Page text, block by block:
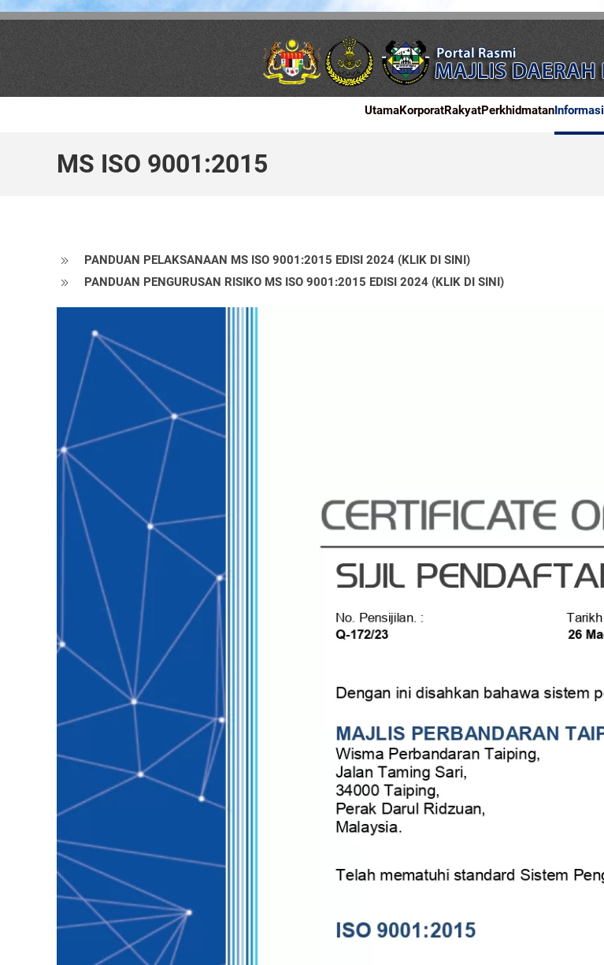
UtamaKorporatRakyatPerkhidmatanInformasi
MS ISO 9001:2015
PANDUAN PELAKSANAAN MS ISO 9001:2015 EDISI 2024 (KLIK DI SINI)
PANDUAN PENGURUSAN RISIKO MS ISO 9001:2015 EDISI 2024 (KLIK DI SINI)